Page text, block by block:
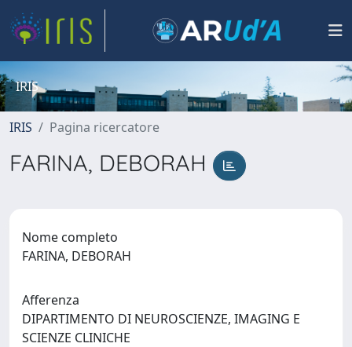
IRIS
IRIS Pagina ricercatore
FARINA, DEBORAH
Nome completo
FARINA, DEBORAH
Afferenza
DIPARTIMENTO DI NEUROSCIENZE, IMAGING E
SCIENZE CLINICHE